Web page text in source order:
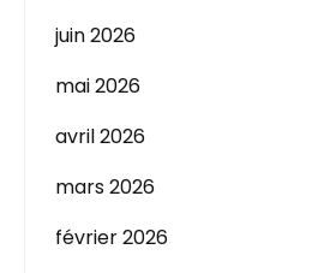
juin 2026
mai 2026
avril 2026
mars 2026
février 2026